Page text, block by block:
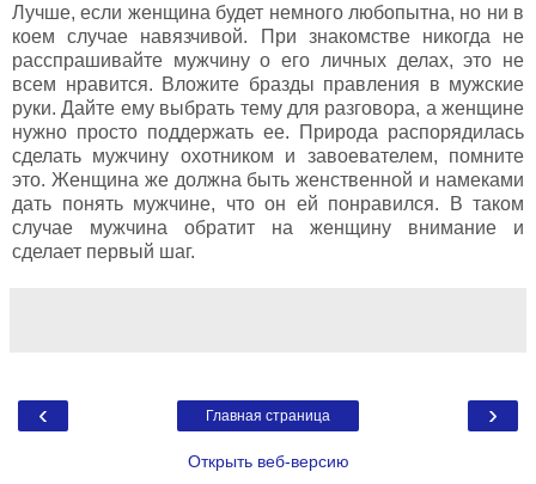
Лучше, если женщина будет немного любопытна, но ни в
коем случае навязчивой. При знакомстве никогда не
расспрашивайте мужчину о его личных делах, это не
всем нравится. Вложите бразды правления в мужские
руки. Дайте ему выбрать тему для разговора, а женщине
нужно просто поддержать ее. Природа распорядилась
сделать мужчину охотником и завоевателем, помните
это. Женщина же должна быть женственной и намеками
дать понять мужчине, что он ей понравился. В таком
случае мужчина обратит на женщину внимание и
сделает первый шаг.
‹ ›
Главная страница
Открыть веб-версию